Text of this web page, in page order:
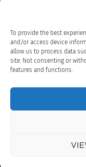
To provide the best
and/or access device
allow us to process data
site. Not consenting or
features and functions.
+381
637554692